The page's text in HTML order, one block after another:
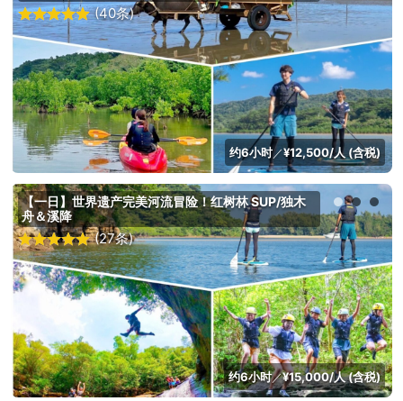
(40条)
约6小时／¥12,500/人 (含税)
【一日】世界遗产完美河流冒险！红树林 SUP/独木
舟＆溪降
(27条)
约6小时／¥15,000/人 (含税)